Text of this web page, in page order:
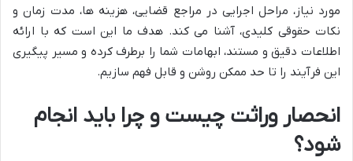
مورد نیاز، مراحل اجرایی در مراجع قضایی، هزینه ها، مدت زمان و
نکات حقوقی کلیدی، آشنا می کند. هدف ما این است که با ارائه
اطلاعات دقیق و مستند، ابهامات شما را برطرف کرده و مسیر پیگیری
این فرآیند را تا حد ممکن روشن و قابل فهم سازیم.
انحصار وراثت چیست و چرا باید انجام
شود؟